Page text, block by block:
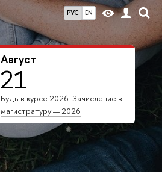
РУС EN
Август
21
Будь в курсе 2026: Зачисление в
магистратуру — 2026